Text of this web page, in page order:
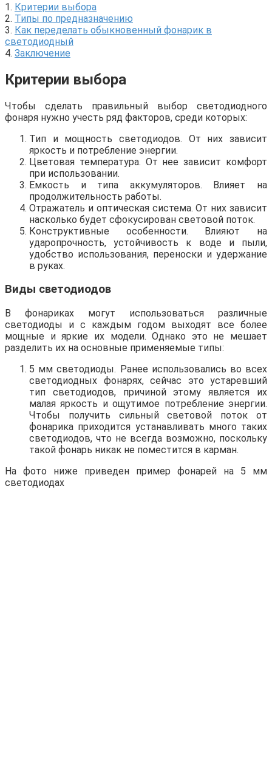
1. Критерии выбора
2. Типы по предназначению
3. Как переделать обыкновенный фонарик в
светодиодный
4. Заключение
Критерии выбора
Чтобы сделать правильный выбор светодиодного
фонаря нужно учесть ряд факторов, среди которых:
Тип и мощность светодиодов. От них зависит
яркость и потребление энергии.
Цветовая температура. От нее зависит комфорт
при использовании.
Емкость и типа аккумуляторов. Влияет на
продолжительность работы.
Отражатель и оптическая система. От них зависит
насколько будет сфокусирован световой поток.
Конструктивные особенности. Влияют на
ударопрочность, устойчивость к воде и пыли,
удобство использования, переноски и удержание
в руках.
Виды светодиодов
В фонариках могут использоваться различные
светодиоды и с каждым годом выходят все более
мощные и яркие их модели. Однако это не мешает
разделить их на основные применяемые типы:
5 мм светодиоды. Ранее использовались во всех
светодиодных фонарях, сейчас это устаревший
тип светодиодов, причиной этому является их
малая яркость и ощутимое потребление энергии.
Чтобы получить сильный световой поток от
фонарика приходится устанавливать много таких
светодиодов, что не всегда возможно, поскольку
такой фонарь никак не поместится в карман.
На фото ниже приведен пример фонарей на 5 мм
светодиодах